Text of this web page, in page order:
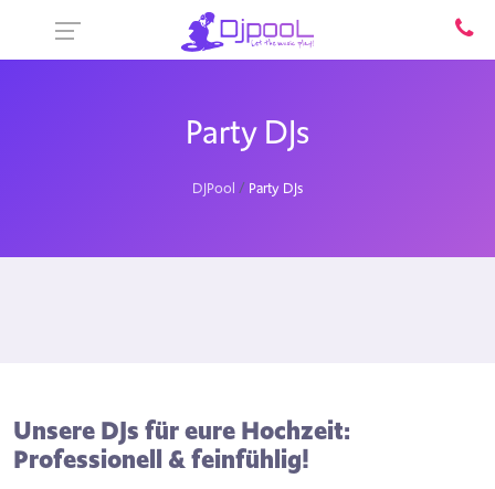
Party DJs
DJPool Party DJs
Unsere DJs für eure Hochzeit:
Professionell & feinfühlig!